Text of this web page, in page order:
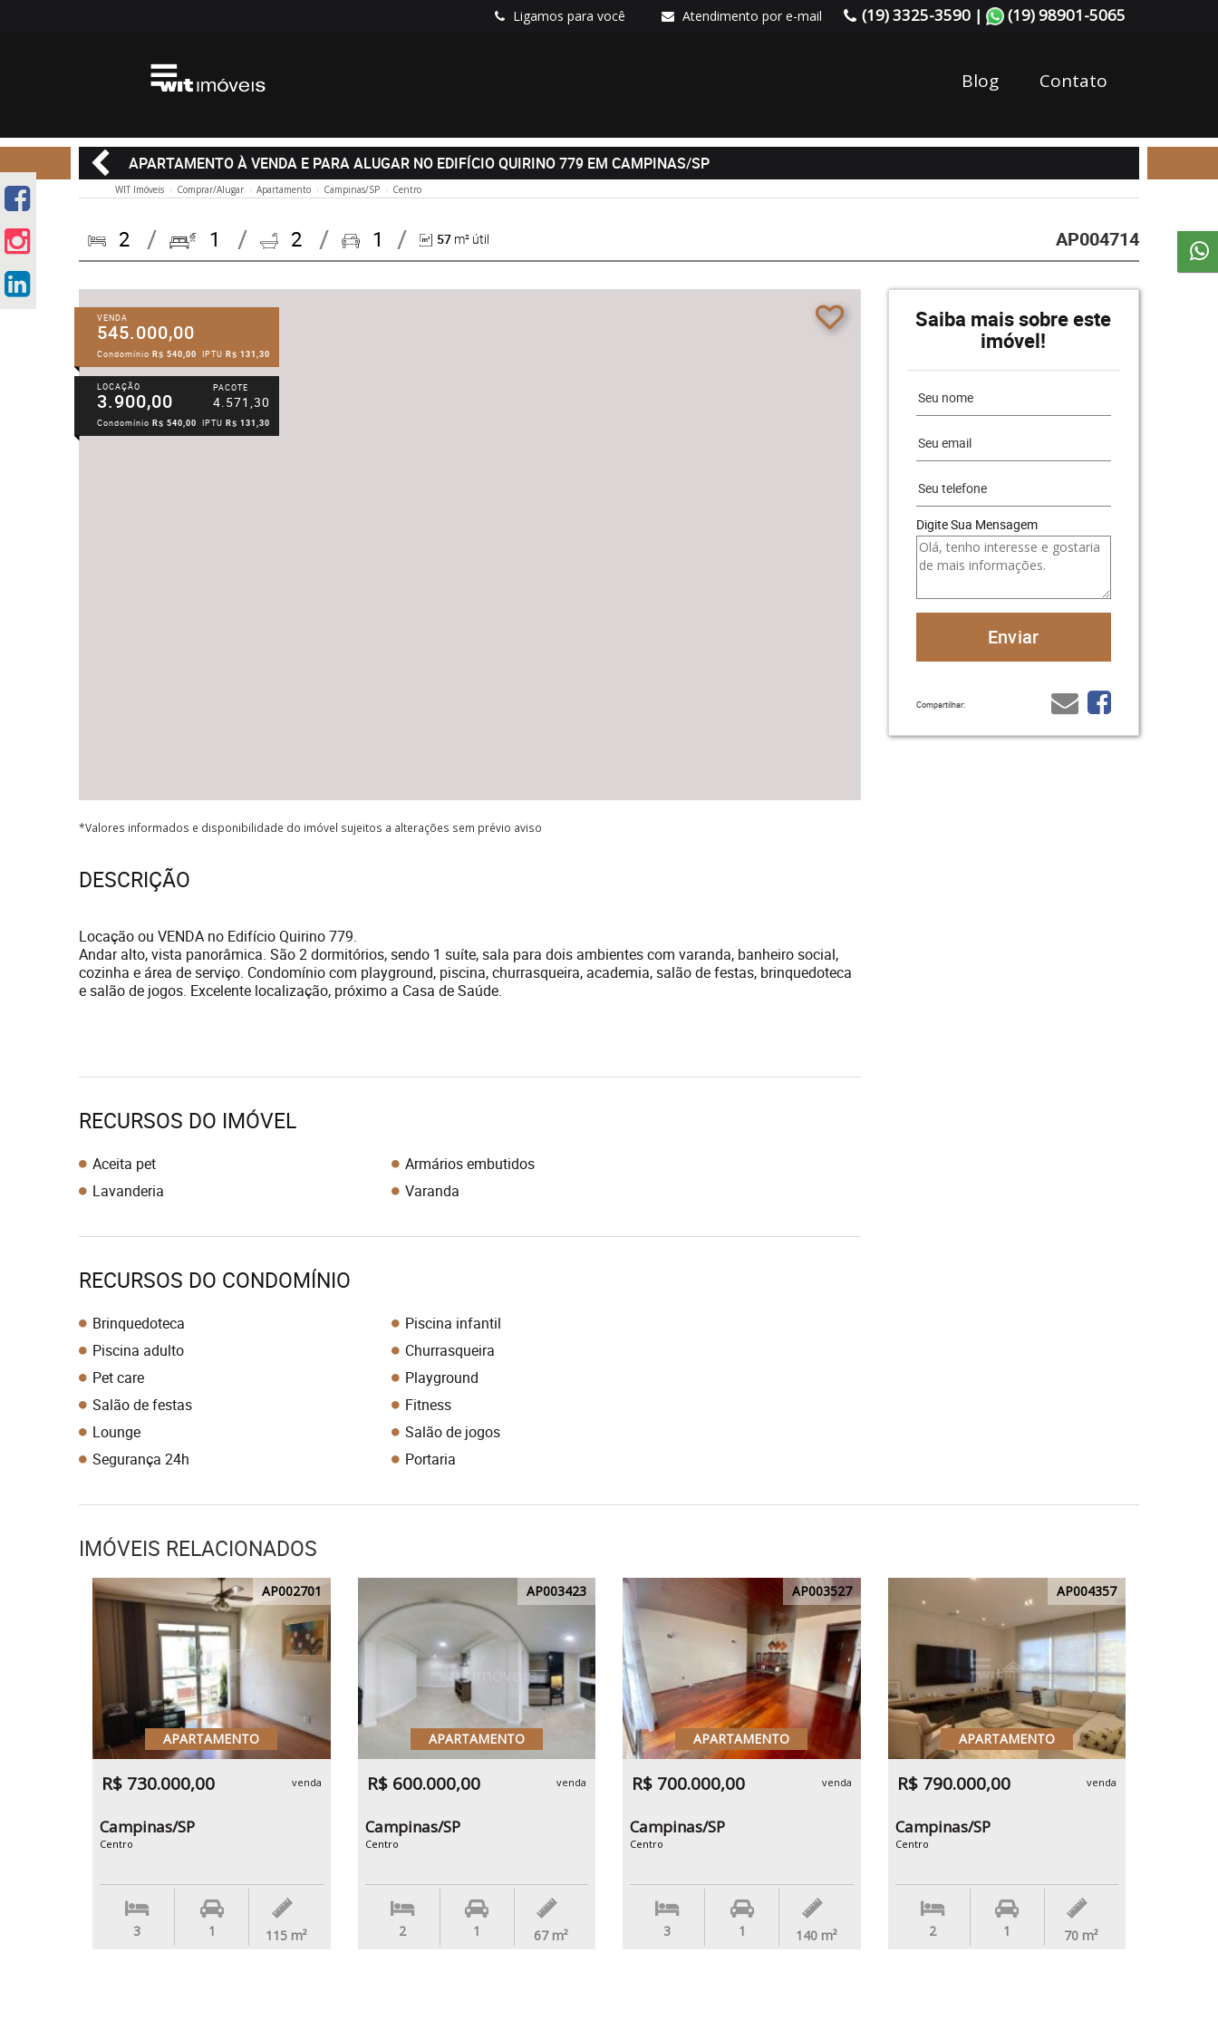
Ligamos para você Atendimento por e-mail (19) 3325-3590 | (19) 98901-5065
Blog Contato
APARTAMENTO À VENDA E PARA ALUGAR NO EDIFÍCIO QUIRINO 779 EM CAMPINAS/SP
WIT Imóveis Comprar/Alugar Apartamento Campinas/SP Centro
2 1 2 1 57 m² útil AP004714
VENDA
545.000,00
Condomínio R$ 540,00 IPTU R$ 131,30
LOCAÇÃO
3.900,00
PACOTE
4.571,30
Condomínio R$ 540,00 IPTU R$ 131,30
Saiba mais sobre este
imóvel!
Digite Sua Mensagem
Compartilhar:
*Valores informados e disponibilidade do imóvel sujeitos a alterações sem prévio aviso
DESCRIÇÃO
Locação ou VENDA no Edifício Quirino 779.
Andar alto, vista panorâmica. São 2 dormitórios, sendo 1 suíte, sala para dois ambientes com varanda, banheiro social,
cozinha e área de serviço. Condomínio com playground, piscina, churrasqueira, academia, salão de festas, brinquedoteca
e salão de jogos. Excelente localização, próximo a Casa de Saúde.
RECURSOS DO IMÓVEL
Aceita pet
Armários embutidos
Lavanderia
Varanda
RECURSOS DO CONDOMÍNIO
Brinquedoteca
Piscina infantil
Piscina adulto
Churrasqueira
Pet care
Playground
Salão de festas
Fitness
Lounge
Salão de jogos
Segurança 24h
Portaria
IMÓVEIS RELACIONADOS
AP002701
APARTAMENTO
R$ 730.000,00 venda
Campinas/SP
Centro
3 1 115 m²
AP003423
APARTAMENTO
R$ 600.000,00 venda
Campinas/SP
Centro
2 1 67 m²
AP003527
APARTAMENTO
R$ 700.000,00 venda
Campinas/SP
Centro
3 1 140 m²
AP004357
APARTAMENTO
R$ 790.000,00 venda
Campinas/SP
Centro
2 1 70 m²